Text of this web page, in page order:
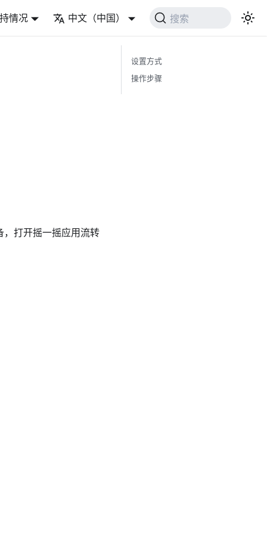
情况 中文（中国） 搜索
，打开摇一摇应用流转
设置方式
操作步骤